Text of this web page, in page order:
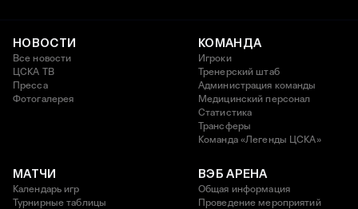
НОВОСТИ
Все новости
ЦСКА ТВ
Пресса
Фотогалерея
КОМАНДА
Игроки
Тренерский штаб
Администрация команды
Медицинский персонал
Статистика
Трансферы
Команда «Легенды ЦСКА»
МАТЧИ
Календарь игр
Турнирные таблицы
ВЭБ АРЕНА
Общая информация
Проведение мероприятий